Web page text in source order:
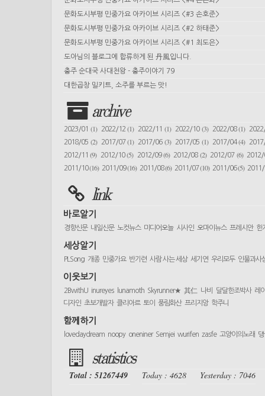
문화도시부평 민중가요 아카이브 시리즈 <#3 손호준>
문화도시부평 민중가요 아카이브 시리즈 <#2 하태준>
문화도시부평 민중가요 아카이브 시리즈 <#1 최도은>
도아님의 블로그에 합류하게 된 丹風입니다.
충주 순대국 사대천왕 - 충주이야기 79
대한곱창 밀키트, 소주를 부르는 맛!
archive
2023/01 (1) 2022/12(1) 2022/11(1) 2022/10 (3) 2022/08(1)
2018/05 (2) 2017/07(1) 2017/06(3) 2017/05 (1) 2017/04(4)
2012/11(9) 2012/10(5) 2012/09(6) 2012/08 (2) 2012/07 (6)
2011/10(16) 2011/09(16) 2011/08(6) 2011/07(10) 2011/06(5)
link
바로알기
경향신문 내일신문 노컷뉴스 미디어오늘 시사인 오마이뉴스 프레시안 한
세상알기
PLSong 개종 민중가요 반기련 사람 사는 세상 세기연 우리모두 인물과사
이웃보기
2BwithU inureyes lunamoth Skyrunner★ 其仁 나비 달달한조박사 레
디자인 초보개발자 클리아르 토이 풍림화산 프리지앙 학주니
함께하기
lovedaydream noopy oneniner Semjei wurifen zasfe 고양이의노래
statistics
Total : 51267449 Today : 4628 Yesterday : 7046